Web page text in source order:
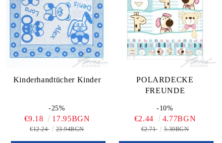
Kinderhandtücher Kinder
-25%
€9.18 17.95BGN
€12.24 23.94BGN
POLARDECKE
FREUNDE
-10%
€2.44 4.77BGN
€2.71 5.30BGN